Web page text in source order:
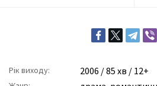
Рік виходу: 2006 / 85 хв / 12+